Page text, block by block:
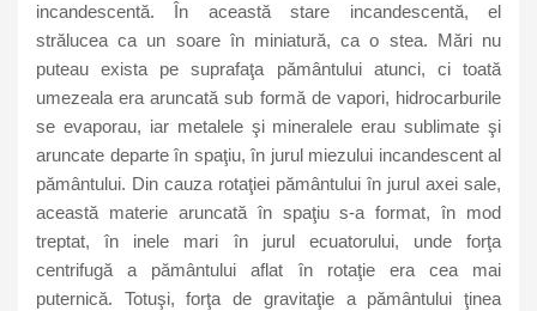
incandescentă. În această stare incandescentă, el
strălucea ca un soare în miniatură, ca o stea. Mări nu
puteau exista pe suprafaţa pământului atunci, ci toată
umezeala era aruncată sub formă de vapori, hidrocarburile
se evaporau, iar metalele şi mineralele erau sublimate şi
aruncate departe în spaţiu, în jurul miezului incandescent al
pământului. Din cauza rotaţiei pământului în jurul axei sale,
această materie aruncată în spaţiu s-a format, în mod
treptat, în inele mari în jurul ecuatorului, unde forţa
centrifugă a pământului aflat în rotaţie era cea mai
puternică. Totuşi, forţa de gravitaţie a pământului ţinea